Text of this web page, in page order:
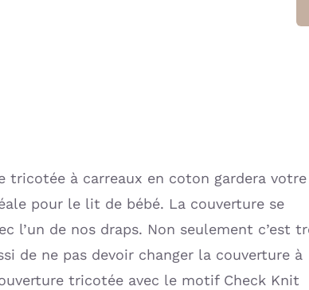
tricotée à carreaux en coton gardera votre
pour le lit de bébé. La couverture se
l’un de nos draps. Non seulement c’est
de ne pas devoir changer la couverture à
tricotée avec le motif Check Knit